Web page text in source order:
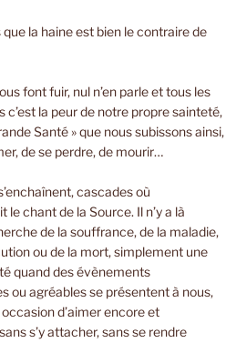
que la haine est bien le contraire de
font fuir, nul n’en parle et tous les
c’est la peur de notre propre sainteté,
Santé » que nous subissons ainsi,
de se perdre, de mourir…
cascades où
le chant de la Source. Il n’y a là
de la souffrance, de la maladie,
ou de la mort, simplement une
quand des évènements
ou agréables se présentent à nous,
d’aimer encore et
s’y attacher, sans se rendre